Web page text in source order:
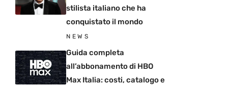
stilista italiano che ha
conquistato il mondo
NEWS
Guida completa
all’abbonamento di HBO
Max Italia: costi, catalogo e